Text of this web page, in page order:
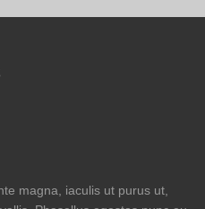
magna, iaculis ut purus ut,